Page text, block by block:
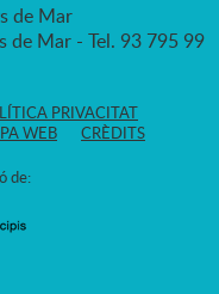
de Mar
de Mar - Tel. 93 795 99
PRIVACITAT
WEB CRÈDITS
de: